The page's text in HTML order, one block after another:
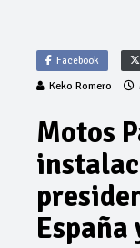
Facebook
Keko Romero
Motos
España